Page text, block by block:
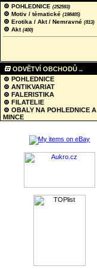
POHLEDNICE (252593)
Motiv / tématické (198405)
Erotika / Akt / Nemravné (813)
Akt (400)
ODVĚTVÍ OBCHODŮ ..
POHLEDNICE
ANTIKVARIAT
FALERISTIKA
FILATELIE
OBALY NA POHLEDNICE A
MINCE